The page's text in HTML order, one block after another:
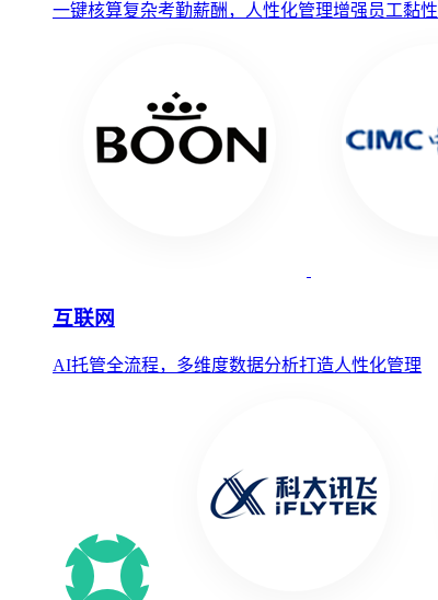
一键核算复杂考勤薪酬，人性化管理增强员工黏性
互联网
AI托管全流程，多维度数据分析打造人性化管理